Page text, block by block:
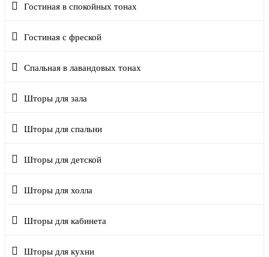
Гостиная в спокойных тонах
Гостиная с фреской
Спальная в лавандовых тонах
Шторы для зала
Шторы для спальни
Шторы для детской
Шторы для холла
Шторы для кабинета
Шторы для кухни